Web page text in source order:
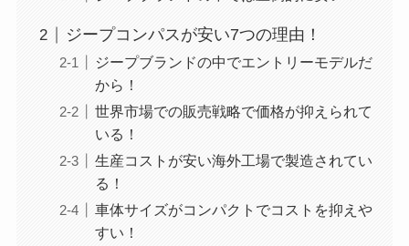
ジープコンパスが安い7つの理由！
ジープブランドの中でエントリーモデルだ
から！
世界市場での販売戦略で価格が抑えられて
いる！
生産コストが安い海外工場で製造されてい
る！
車体サイズがコンパクトでコストを抑えや
すい！